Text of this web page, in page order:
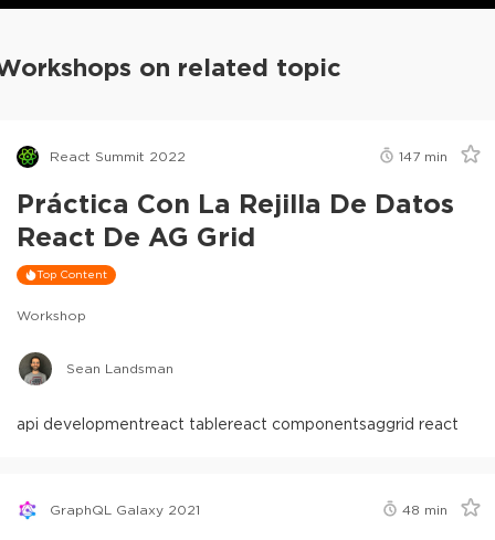
on related topic
React Summit 2022 147 min
Práctica Con La Rejilla De Datos
React De AG Grid
Top Content
Workshop
Sean Landsman
api developmentreact tablereact componentsaggrid react
GraphQL Galaxy 2021 48 min